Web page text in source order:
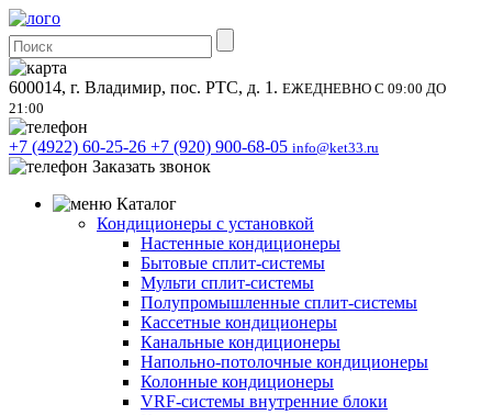
600014, г. Владимир, пос. РТС, д. 1. ЕЖЕДНЕВНО С 09:00 ДО
21:00
+7 (4922) 60-25-26 +7 (920) 900-68-05 info@ket33.ru
Заказать звонок
Каталог
Кондиционеры с установкой
Настенные кондиционеры
Бытовые сплит-системы
Мульти сплит-системы
Полупромышленные сплит-системы
Кассетные кондиционеры
Канальные кондиционеры
Напольно-потолочные кондиционеры
Колонные кондиционеры
VRF-системы внутренние блоки